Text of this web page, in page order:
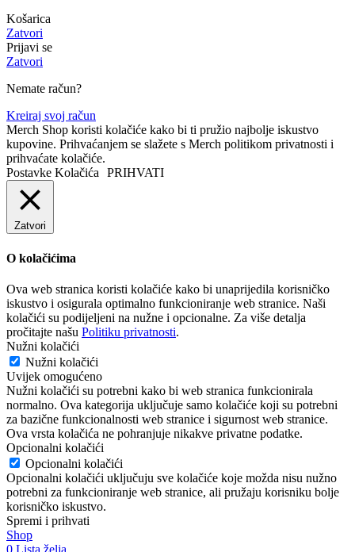
Košarica
Zatvori
Prijavi se
Zatvori
Nemate račun?
Kreiraj svoj račun
Merch Shop koristi kolačiće kako bi ti pružio najbolje iskustvo
kupovine. Prihvaćanjem se slažete s Merch politikom privatnosti i
prihvaćate kolačiće.
Postavke Kolačića PRIHVATI
Zatvori
O kolačićima
Ova web stranica koristi kolačiće kako bi unaprijedila korisničko
iskustvo i osigurala optimalno funkcioniranje web stranice. Naši
kolačići su podijeljeni na nužne i opcionalne. Za više detalja
pročitajte našu Politiku privatnosti.
Nužni kolačići
Nužni kolačići
Uvijek omogućeno
Nužni kolačići su potrebni kako bi web stranica funkcionirala
normalno. Ova kategorija uključuje samo kolačiće koji su potrebni
za bazične funkcionalnosti web stranice i sigurnost web stranice.
Ova vrsta kolačića ne pohranjuje nikakve privatne podatke.
Opcionalni kolačići
Opcionalni kolačići
Opcionalni kolačići uključuju sve kolačiće koje možda nisu nužno
potrebni za funkcioniranje web stranice, ali pružaju korisniku bolje
korisničko iskustvo.
Spremi i prihvati
Shop
0 Lista želja